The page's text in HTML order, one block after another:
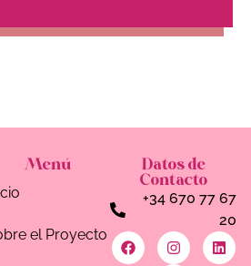
Menú
el Proyecto
Datos de
Contacto
+34 670 77 67
20